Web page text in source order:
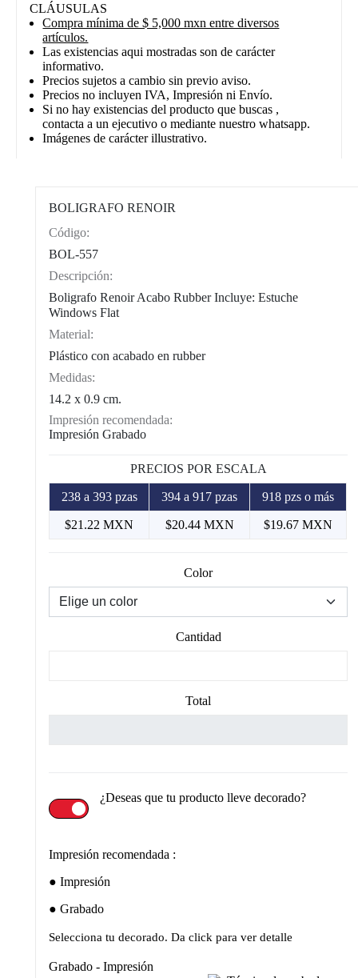
CLÁUSULAS
Compra mínima de $ 5,000 mxn entre diversos
artículos.
Las existencias aqui mostradas son de carácter
informativo.
Precios sujetos a cambio sin previo aviso.
Precios no incluyen IVA, Impresión ni Envío.
Si no hay existencias del producto que buscas ,
contacta a un ejecutivo o mediante nuestro whatsapp.
Imágenes de carácter illustrativo.
BOLIGRAFO RENOIR
Código:
BOL-557
Descripción:
Boligrafo Renoir Acabo Rubber Incluye: Estuche
Windows Flat
Material:
Plástico con acabado en rubber
Medidas:
14.2 x 0.9 cm.
Impresión recomendada:
Impresión Grabado
PRECIOS POR ESCALA
238 a 393 pzas 394 a 917 pzas 918 pzs o más
$21.22 MXN $20.44 MXN $19.67 MXN
Color
Cantidad
Total
¿Deseas que tu producto lleve decorado?
Impresión recomendada :
Impresión
Grabado
Selecciona tu decorado. Da click para ver detalle
Grabado - Impresión